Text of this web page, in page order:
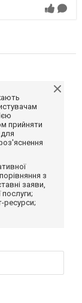
прийняти
з
заяви,
послуги;
ресурси;